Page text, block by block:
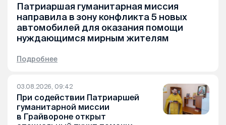
Патриаршая гуманитарная миссия
направила в зону конфликта 5 новых
автомобилей для оказания помощи
нуждающимся мирным жителям
Подробнее
03.08.2026, 09:42
При содействии Патриаршей
гуманитарной миссии
в Грайвороне открыт